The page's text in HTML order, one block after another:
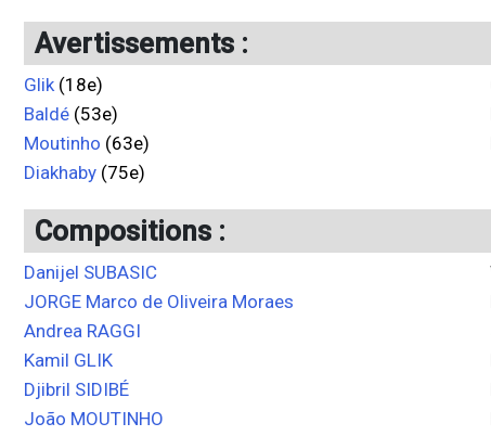
Avertissements :
Glik(18e)
Baldé (53e)
Moutinho (63e)
Diakhaby (75e)
Compositions :
Danijel SUBASIC
JORGE Marco de Oliveira Moraes
Andrea RAGGI
Kamil GLIK
Djibril SIDIBÉ
João MOUTINHO